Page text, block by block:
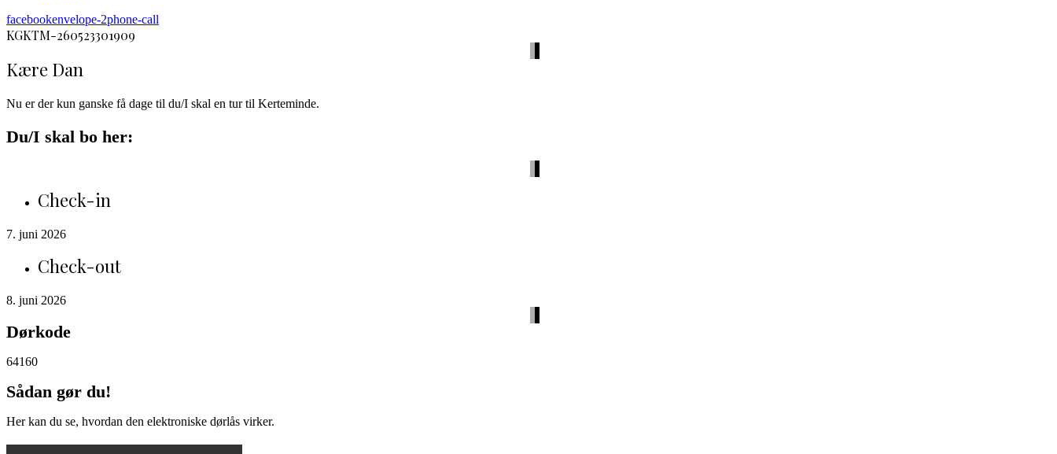
facebookenvelope-2phone-call
KGKTM-260523301909
Kære Dan
Nu er der kun ganske få dage til du/I skal en tur til Kerteminde.
Du/I skal bo her:
Check-in
7. juni 2026
Check-out
8. juni 2026
Dørkode
64160
Sådan gør du!
Her kan du se, hvordan den elektroniske dørlås virker.